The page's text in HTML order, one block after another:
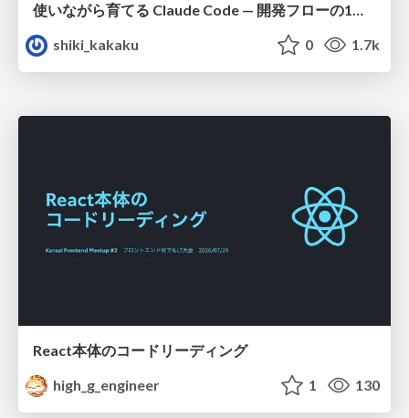
使いながら育てる Claude Code — 開発フローの1コマンド化 × 繰り返し指摘の自動仕組み化
shiki_kakaku
0 1.7k
React本体のコードリーディング
high_g_engineer
1 130